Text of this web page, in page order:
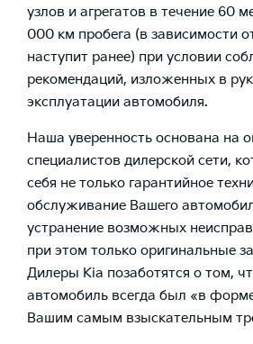
узлов и агрегатов в течение 60
000 км пробега (в зависимости
наступит ранее) при условии
рекомендаций, изложенных в
эксплуатации автомобиля.
Наша уверенность основана на
специалистов дилерской сети,
себя не только гарантийное
обслуживание Вашего
устранение возможных
при этом только оригинальные
Дилеры Kia позаботятся о том,
автомобиль всегда был «в
Вашим самым взыскательным